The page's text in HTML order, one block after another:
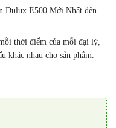
Dulux E500 Mới Nhất đến
thời điểm của mỗi đại lý,
khác nhau cho sản phẩm.